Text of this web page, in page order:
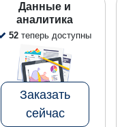
Данные и
аналитика
52 теперь доступны
Заказать
сейчас